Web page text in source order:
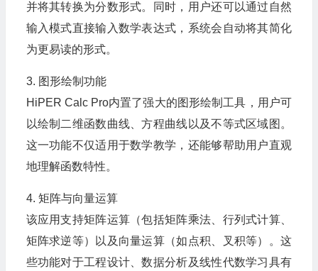
并将其转换为分数形式。同时，用户还可以通过自然
输入模式直接输入数学表达式，系统会自动将其简化
为更易读的形式。
3. 图形绘制功能
HiPER Calc Pro内置了强大的图形绘制工具，用户可
以绘制二维函数曲线、方程曲线以及不等式区域图。
这一功能不仅适用于数学教学，还能够帮助用户直观
地理解函数特性。
4. 矩阵与向量运算
该应用支持矩阵运算（包括矩阵乘法、行列式计算、
矩阵求逆等）以及向量运算（如点积、叉积等）。这
些功能对于工程设计、数据分析及线性代数学习具有